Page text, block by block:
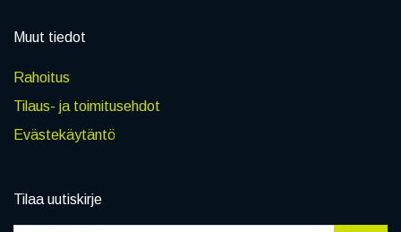
Muut tiedot
Rahoitus
Tilaus- ja toimitusehdot
Evästekäytäntö
Tilaa uutiskirje